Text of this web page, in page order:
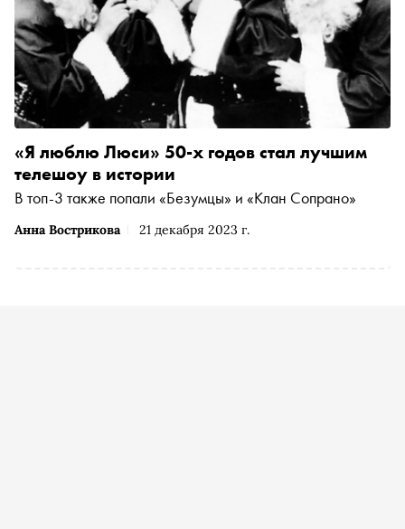
Анна Вострикова 21 декабря 2023 г.
«Я люблю Люси» 50-х годов стал лучшим
телешоу в истории
В топ-3 также попали «Безумцы» и «Клан Сопрано»